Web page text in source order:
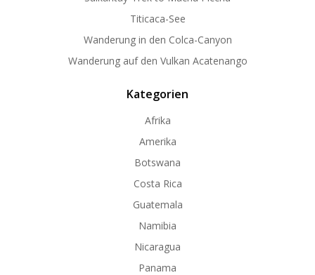
Titicaca-See
Wanderung in den Colca-Canyon
Wanderung auf den Vulkan Acatenango
Kategorien
Afrika
Amerika
Botswana
Costa Rica
Guatemala
Namibia
Nicaragua
Panama